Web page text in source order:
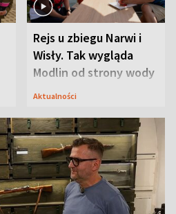
Rejs u zbiegu Narwi i
Wisły. Tak wygląda
Modlin od strony wody
Aktualności